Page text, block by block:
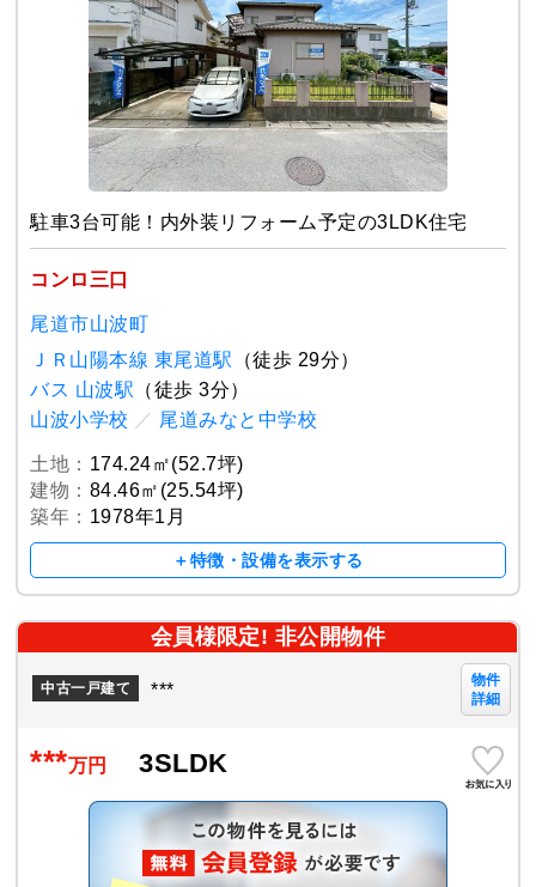
駐車3台可能！内外装リフォーム予定の3LDK住宅
コンロ三口
尾道市山波町
ＪＲ山陽本線 東尾道駅
（徒歩 29分）
バス 山波駅 （徒歩 3分）
山波小学校 ／ 尾道みなと中学校
土地： 174.24㎡(52.7坪)
建物： 84.46㎡(25.54坪)
築年： 1978年1月
＋特徴・設備を表示する
会員様限定! 非公開物件
中古一戸建て ***
物件
詳細
***万円 3SLDK